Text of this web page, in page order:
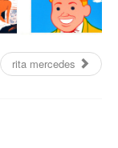
rita mercedes